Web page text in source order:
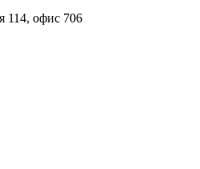
114, офис 706